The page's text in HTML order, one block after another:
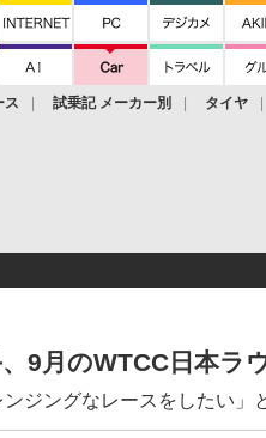
ス 試乗記 メーカー別 タイヤ
9月のWTCC日本ラ
ンジングなレースをしたい」